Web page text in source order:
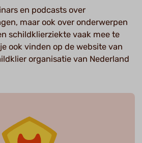
en podcasts over
maar ook over onderwerpen
schildklierziekte vaak mee te
ook vinden op de website van
organisatie van Nederland